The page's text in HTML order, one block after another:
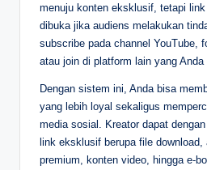
menuju konten eksklusif, tetapi
dibuka jika audiens melakukan
subscribe pada channel YouTube,
atau join di platform lain yang Anda
Dengan sistem ini, Anda bisa
yang lebih loyal sekaligus
media sosial. Kreator dapat
link eksklusif berupa file download,
premium, konten video, hingga e-